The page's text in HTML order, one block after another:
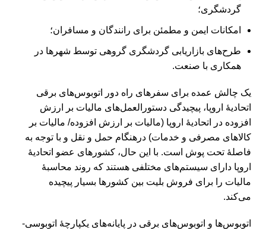
گردشگری؛
امکانات ایمن و مطمئن برای رانندگان و مسافران؛
طرح‌های بازاریابی گردشگری گروهی توسط شهرها در
همکاری با صنعت.
یک چالش عمده برای سفرهای راه دور اتوبوس‌های برقی
اتحادیۀ اروپا، پیچیدگی دستورالعمل‌های مالیات بر ارزش
افزوده در اتحادیۀ اروپا (مالیات بر ارزش افزوده/ مالیات بر
کالاهای مصرفی و خدمات) درهنگام حمل و نقل و با توجه به
فاصلۀ تحت پوش است. با این حال، کشورهای عضو اتحادیۀ
اروپا دارای سیستم‌های مختلفی هستند که روند محاسبۀ
مالیات را برای فروش بلیت بین کشورها بسیار پیچیده
می‌کند.
اتوبوس‌ها و اتوبوس‌های برقی در پایانه‌های یکپارچۀ اتوبوسی-